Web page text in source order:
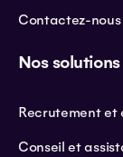
Contactez-nous
Nos solutions
Recrutement et
Conseil et